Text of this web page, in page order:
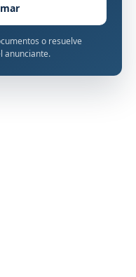
o resuelve
anunciante.